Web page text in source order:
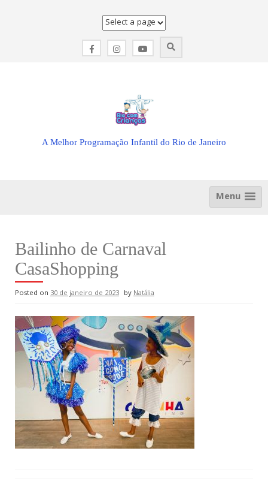
A Melhor Programação Infantil do Rio de Janeiro
Menu
Bailinho de Carnaval
CasaShopping
Posted on 30 de janeiro de 2023 byNatália